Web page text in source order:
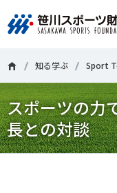
＃誰が子どものスポーツを
＃アクティブなまちづくり
知る学ぶ Sport
スポーツの力
長との対談